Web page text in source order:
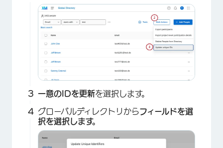
一意のIDを更新を選択します。
グローバルディレクトリからフィールドを選
択を選択します。